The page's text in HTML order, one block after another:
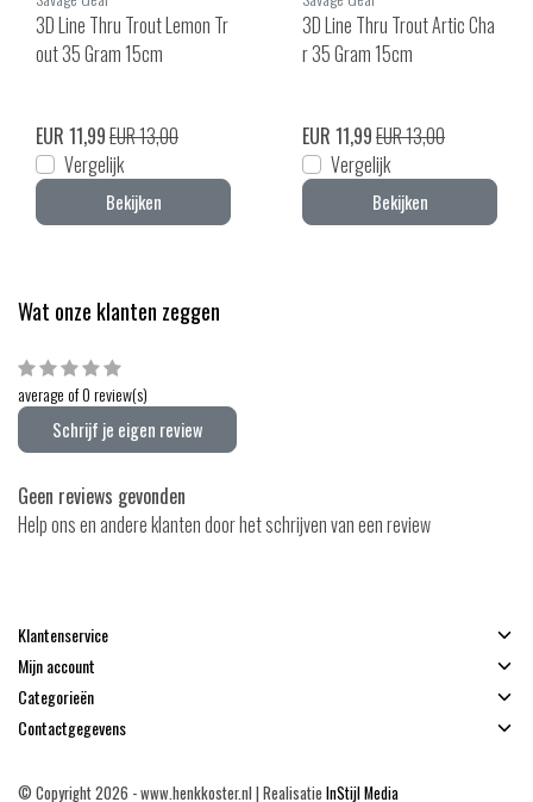
3D Line Thru Trout Lemon Tr
out 35 Gram 15cm
EUR 11,99EUR 13,00
Vergelijk
Bekijken
3D Line Thru Trout Artic Cha
r 35 Gram 15cm
EUR 11,99EUR 13,00
Vergelijk
Bekijken
Wat onze klanten zeggen
average of 0 review(s)
Schrijf je eigen review
Geen reviews gevonden
Help ons en andere klanten door het schrijven van een review
Klantenservice
Mijn account
Categorieën
Contactgegevens
© Copyright 2026 - www.henkkoster.nl | Realisatie InStijl Media